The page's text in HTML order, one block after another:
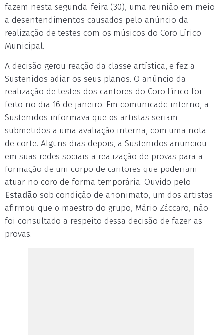
fazem nesta segunda-feira (30), uma reunião em meio
a desentendimentos causados pelo anúncio da
realização de testes com os músicos do Coro Lírico
Municipal.
A decisão gerou reação da classe artística, e fez a
Sustenidos adiar os seus planos. O anúncio da
realização de testes dos cantores do Coro Lírico foi
feito no dia 16 de janeiro. Em comunicado interno, a
Sustenidos informava que os artistas seriam
submetidos a uma avaliação interna, com uma nota
de corte. Alguns dias depois, a Sustenidos anunciou
em suas redes sociais a realização de provas para a
formação de um corpo de cantores que poderiam
atuar no coro de forma temporária. Ouvido pelo
Estadão sob condição de anonimato, um dos artistas
afirmou que o maestro do grupo, Mário Záccaro, não
foi consultado a respeito dessa decisão de fazer as
provas.